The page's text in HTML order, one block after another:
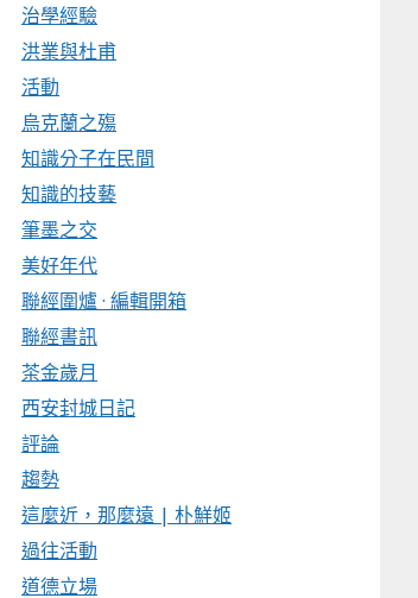
治學經驗
洪業與杜甫
活動
烏克蘭之殤
知識分子在民間
知識的技藝
筆墨之交
美好年代
聯經圍爐 · 編輯開箱
聯經書訊
茶金歲月
西安封城日記
評論
趨勢
這麼近，那麼遠 | 朴鮮姬
過往活動
道德立場